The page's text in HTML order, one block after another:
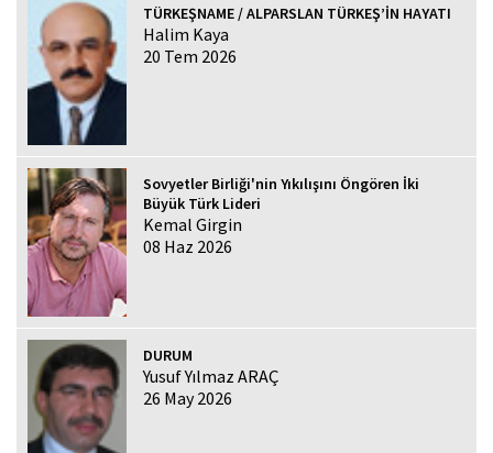
TÜRKEŞNAME / ALPARSLAN TÜRKEŞ’İN HAYATI
Halim Kaya
20 Tem 2026
Sovyetler Birliği'nin Yıkılışını Öngören İki
Büyük Türk Lideri
Kemal Girgin
08 Haz 2026
DURUM
Yusuf Yılmaz ARAÇ
26 May 2026